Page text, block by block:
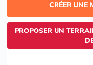
CRÉER UNE
PROPOSER UN